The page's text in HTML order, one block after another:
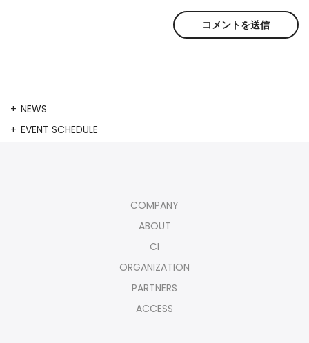
NEWS
EVENT SCHEDULE
COMPANY
ABOUT
CI
ORGANIZATION
PARTNERS
ACCESS